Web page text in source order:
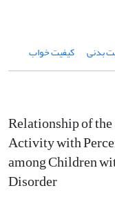
بدنی کیفیت خواب
Relationship of
Activity with
among Children
Disorder